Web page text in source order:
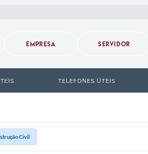
EMPRESA SERVIDOR
TELEFONES ÚTEIS
Civil